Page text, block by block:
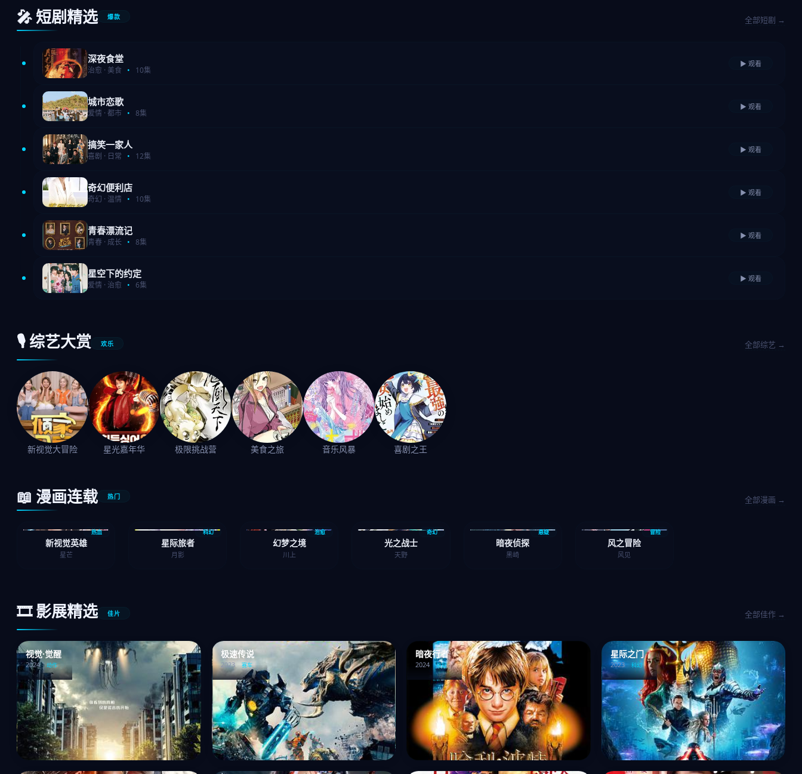
🎤 短剧精选 爆款 全部短剧 →
深夜食堂
治愈 · 美食 • 10集
▶ 观看
城市恋歌
爱情 · 都市 • 8集
▶ 观看
搞笑一家人
喜剧 · 日常 • 12集
▶ 观看
奇幻便利店
奇幻 · 温情 • 10集
▶ 观看
青春漂流记
青春 · 成长 • 8集
▶ 观看
星空下的约定
爱情 · 治愈 • 6集
▶ 观看
🎙 综艺大赏 欢乐 全部综艺 →
新视觉大冒险 星光嘉年华 极限挑战营 美食之旅 音乐风暴 喜剧之王
📖 漫画连载 热门 全部漫画 →
新视觉英雄
星芒
热血
星际旅者
月影
科幻
幻梦之境
川上
治愈
光之战士
天野
奇幻
暗夜侦探
黑崎
悬疑
风之冒险
风见
冒险
🎞 影展精选 佳片 全部佳作 →
视觉·觉醒
2024 动作
极速传说
2023 赛车
暗夜行者
2024 悬疑
星际之门
2023 科幻